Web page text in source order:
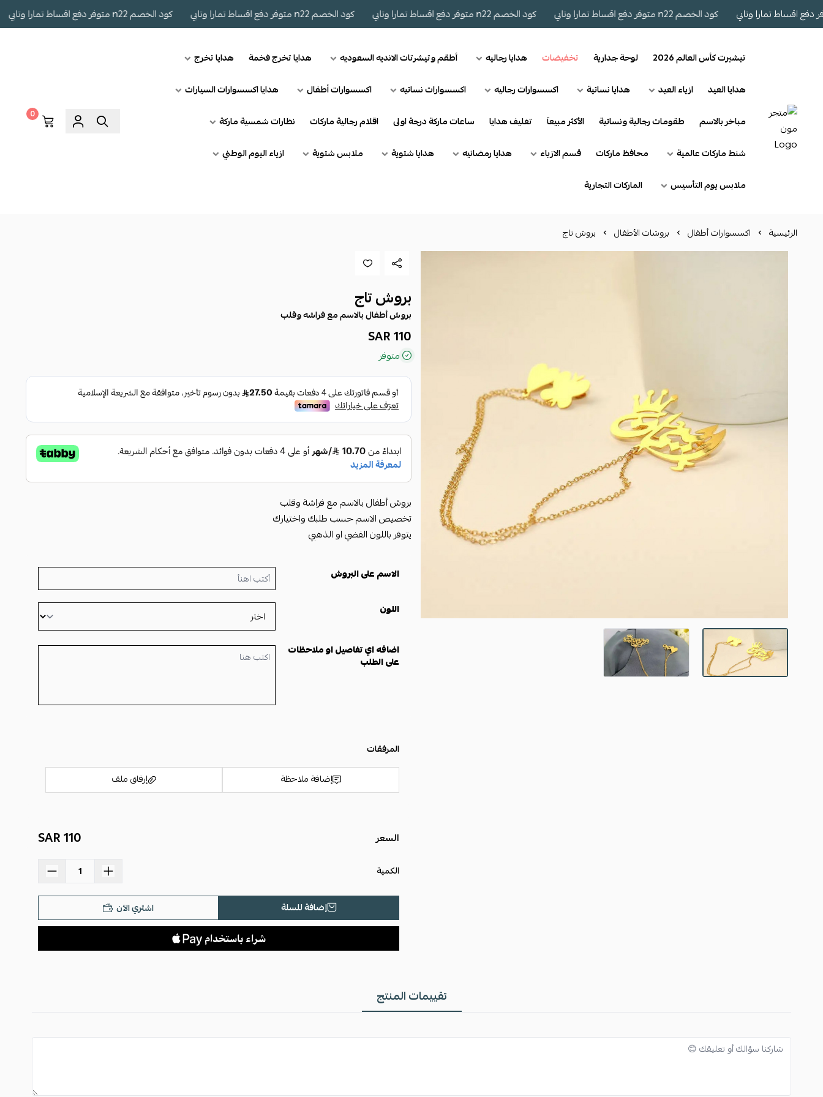
كود الخصم n22 متوفر دفع اقساط تمارا وتابي كود الخصم n22 متوفر دفع اقساط تمارا وتابي كود الخصم n22 متوفر دفع اقساط تمارا وتابي كود الخصم n22 متوفر دفع اقساط تمارا وتابي
تيشيرت كأس العالم 2026 لوحة جدارية تخفيضات هدايا رجاليه أطقم وتيشرتات الانديه السعوديه هدايا تخرج فخمة
هدايا تخرج
هدايا العيد
ازياء العيد هدايا نسائية اكسسوارات رجاليه اكسسوارات نسائيه اكسسوارات أطفال
هدايا اكسسوارات السيارات
مباخر بالاسم
طقومات رجالية ونسائية الأكثر مبيعآ تغليف هدايا ساعات ماركة درجة اولى اقلام رجالية ماركات
نظارات شمسية ماركة
شنط ماركات عالمية
محافظ ماركات قسم الازياء هدايا رمضانيه هدايا شتوية ملابس شتوية
ازياء اليوم الوطني
ملابس يوم التأسيس
الماركات التجارية
0
الرئيسية اكسسوارات أطفال بروشات الأطفال بروش تاج
بروش تاج
بروش أطفال بالاسم مع فراشه وقلب
110 SAR
متوفر
بروش أطفال بالاسم مع فراشة وقلب
تخصيص الاسم حسب طلبك واختيارك
يتوفر باللون الفضي او الذهبي
الاسم على البروش
اللون
اضافه اي تفاصيل او ملاحظات
على الطلب
المرفقات
إضافة ملاحظة
إرفاق ملف
السعر 110 SAR
الكمية
إضافة للسلة اشتري الآن
تقييمات المنتج